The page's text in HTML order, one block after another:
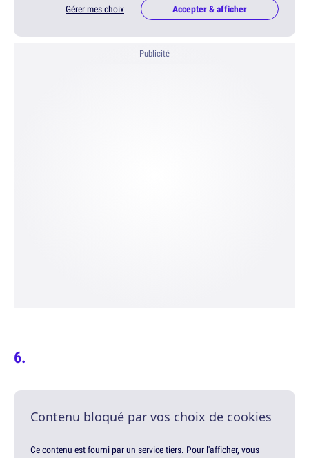
Gérer mes choix Accepter & afficher
Publicité
Contenu bloqué par vos choix de cookies
Ce contenu est fourni par un service tiers. Pour l'afficher, vous